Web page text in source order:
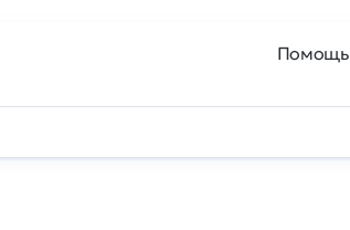
Помощь